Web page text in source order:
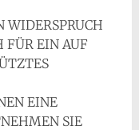
WIDERSPRUCH
FÜR EIN AUF
EINE
SIE